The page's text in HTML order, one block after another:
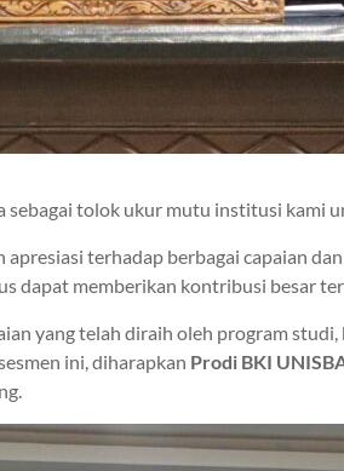
tolok ukur mutu institusi kami
apresiasi terhadap berbagai capaian
dapat memberikan kontribusi besar
yang telah diraih oleh program
ini, diharapkan Prodi BKI